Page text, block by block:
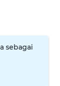
sebagai